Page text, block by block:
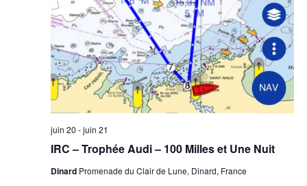
IRC – Trophée Audi – 100 Milles et Une Nuit
juin 20 -juin 21
Dinard Promenade du Clair de Lune, Dinard, France